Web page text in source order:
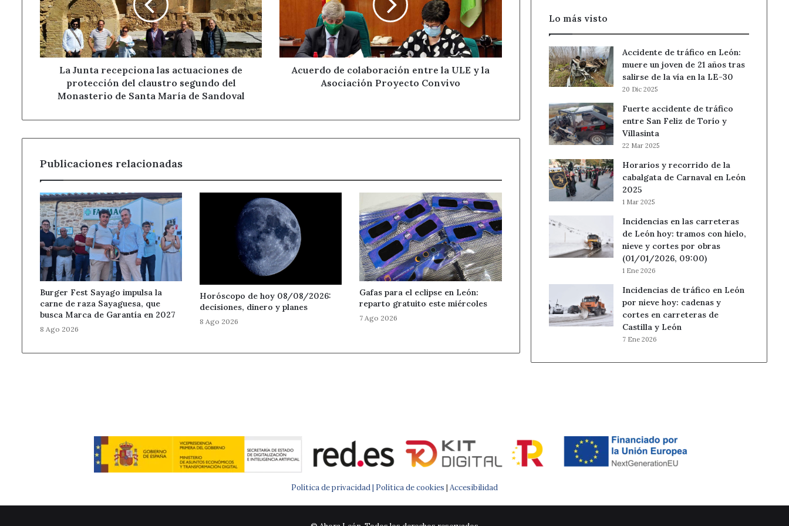
actuaciones
de
protección
del
claustro
segundo
Monasterio
Santa
La Junta recepciona las actuaciones de
protección del claustro segundo del
Monasterio de Santa María de Sandoval
la
Asociación
Proyecto
Acuerdo de colaboración entre la ULE y la
Asociación Proyecto Convivo
Publicaciones relacionadas
Burger Fest Sayago impulsa la
carne de raza Sayaguesa, que
busca Marca de Garantía en 2027
8 Ago 2026
Horóscopo de hoy 08/08/2026:
decisiones, dinero y planes
8 Ago 2026
Gafas para el eclipse en León:
reparto gratuito este miércoles
7 Ago 2026
Lo más visto
Accidente de tráfico en León:
muere un joven de 21 años tras
salirse de la vía en la LE-30
20 Dic 2025
Fuerte accidente de tráfico
entre San Feliz de Torío y
Villasinta
22 Mar 2025
Horarios y recorrido de la
cabalgata de Carnaval en León
2025
1 Mar 2025
Incidencias en las carreteras
de León hoy: tramos con hielo,
nieve y cortes por obras
(01/01/2026, 09:00)
1 Ene 2026
Incidencias de tráfico en León
por nieve hoy: cadenas y
cortes en carreteras de
Castilla y León
7 Ene 2026
Política de privacidad | Política de cookies | Accesibilidad